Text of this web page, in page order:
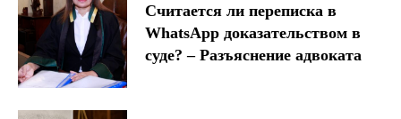
Считается ли переписка в
WhatsApp доказательством в
суде? – Разъяснение адвоката